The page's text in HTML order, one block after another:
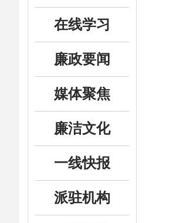
在线学习
廉政要闻
媒体聚焦
廉洁文化
一线快报
派驻机构